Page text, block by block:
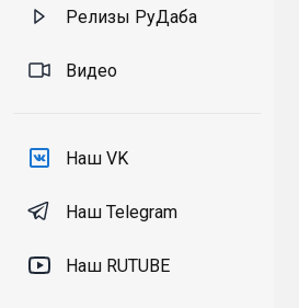
Релизы РуДаба
Видео
Наш VK
Наш Telegram
Наш RUTUBE